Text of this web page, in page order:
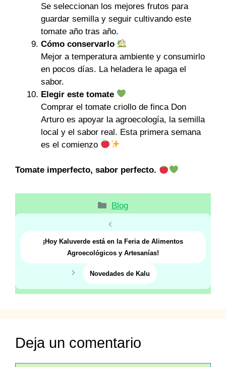
Se seleccionan los mejores frutos para
guardar semilla y seguir cultivando este
tomate año tras año.
Cómo conservarlo
Mejor a temperatura ambiente y consumirlo
en pocos días. La heladera le apaga el
sabor.
Elegir este tomate
Comprar el tomate criollo de finca Don
Arturo es apoyar la agroecología, la semilla
local y el sabor real. Esta primera semana
es el comienzo
Tomate imperfecto, sabor perfecto.
Categorías
Blog
¡Hoy Kaluverde está en la Feria de Alimentos
Agroecológicos y Artesanías!
Novedades de Kalu
Deja un comentario